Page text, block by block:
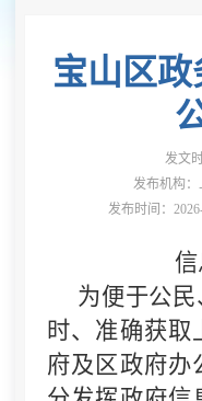
宝山区
发文
发布机构
发布时间：
为便于公
时、准确获取
府及区政府办